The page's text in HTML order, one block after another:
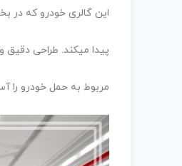
این گالری خودرو که در
پیدا میکند. طراحی
مربوط به حمل خودرو را